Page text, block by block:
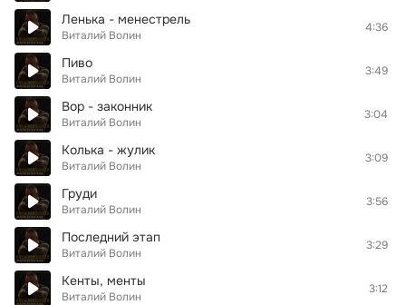
Ленька - менестрель
Виталий Волин
4:36
Пиво
Виталий Волин
3:49
Вор - законник
Виталий Волин
3:04
Колька - жулик
Виталий Волин
3:09
Груди
Виталий Волин
3:56
Последний этап
Виталий Волин
3:29
Кенты, менты
Виталий Волин
3:12